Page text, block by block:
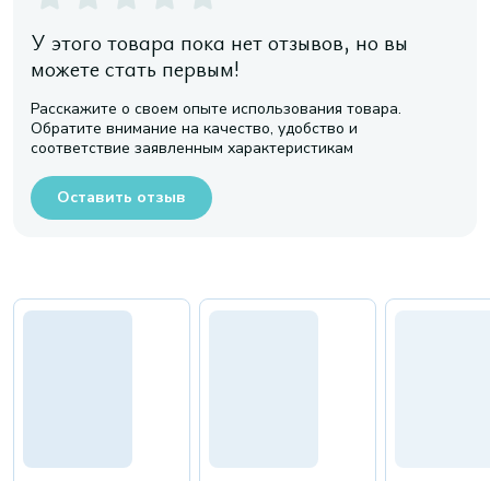
У этого товара пока нет отзывов, но вы
можете стать первым!
Расскажите о своем опыте использования товара.
Обратите внимание на качество, удобство и
соответствие заявленным характеристикам
Оставить отзыв